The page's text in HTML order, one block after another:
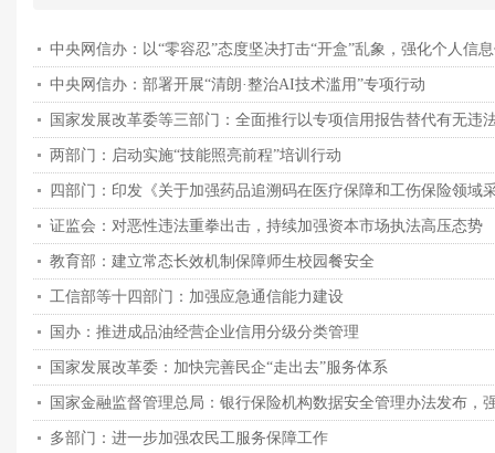
中央网信办：以“零容忍”态度坚决打击“开盒”乱象，强化个人信
中央网信办：部署开展“清朗·整治AI技术滥用”专项行动
国家发展改革委等三部门：全面推行以专项信用报告替代有无违
两部门：启动实施“技能照亮前程”培训行动
四部门：印发《关于加强药品追溯码在医疗保障和工伤保险领域
证监会：对恶性违法重拳出击，持续加强资本市场执法高压态势
教育部：建立常态长效机制保障师生校园餐安全
工信部等十四部门：加强应急通信能力建设
国办：推进成品油经营企业信用分级分类管理
国家发展改革委：加快完善民企“走出去”服务体系
国家金融监督管理总局：银行保险机构数据安全管理办法发布，
多部门：进一步加强农民工服务保障工作